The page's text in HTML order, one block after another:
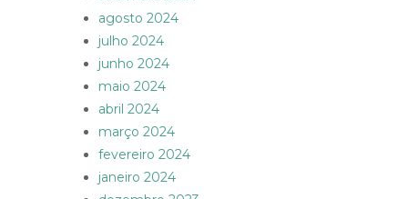
agosto 2024
julho 2024
junho 2024
maio 2024
abril 2024
março 2024
fevereiro 2024
janeiro 2024